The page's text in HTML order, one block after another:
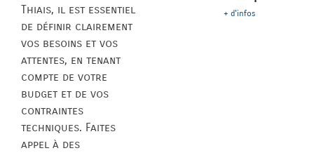
Thiais, il est essentiel
de définir clairement
vos besoins et vos
attentes, en tenant
compte de votre
budget et de vos
contraintes
techniques. Faites
appel à des
+ d'infos